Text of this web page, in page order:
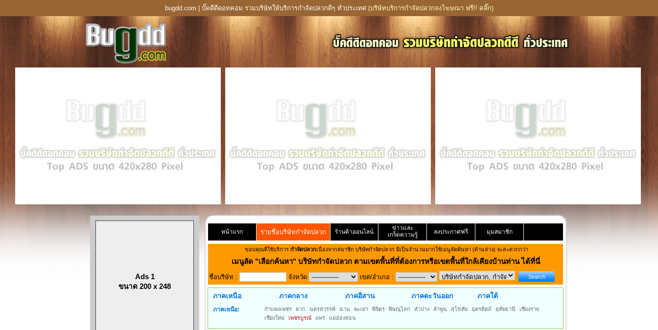
bugdd.com | บั๊คดีดีดอทคอม รวมบริษัทให้บริการกำจัดปลวกดีๆ ทั่วประเทศ (บริษัทบริการกำจัดปลวกลงโฆษณา ฟรี!! คลิ๊ก)
Ads 1
ขนาด 200 x 248
หน้าแรก รายชื่อบริษัทกำจัดปลวก ร้านค้าออนไลน์
ข่าวและ
เกร็ดความรู้
ลงประกาศฟรี มุมสมาชิก
ขอบคุณที่ใช้บริการ กำจัดปลวกเนื่องจากสมาชิก บริษัทกำจัดปลวก มีเป็นจำนวนมากใช้เมนูลัดค้นหา (ด้านล่าง) จะสะดวกกว่า
เมนูลัด "เลือกค้นหา" บริษัทกำจัดปลวก ตามเขตพื้นที่ที่ต้องการหรือเขตพื้นที่ใกล้เคียงบ้านท่านได้ที่นี่
ชื่อบริษัท : จังหวัด เขต/อำเภอ :
ภาคเหนือ ภาคกลาง ภาคอีสาน ภาคตะวันออก ภาคใต้
ภาคเหนือ: กำแพงเพชร ตาก นครสวรรค์ น่าน พะเยา พิจิตร พิษณุโลก ลำปาง ลำพูน สุโขทัย อุตรดิตถ์ อุทัยธานี
เชียงราย
เชียงใหม่
เพชรบูรณ์ แพร่ แม่ฮ่องสอน